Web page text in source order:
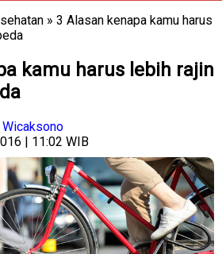
» 3 Alasan kenapa kamu harus
kamu harus lebih rajin
Wicaksono
| 11:02 WIB